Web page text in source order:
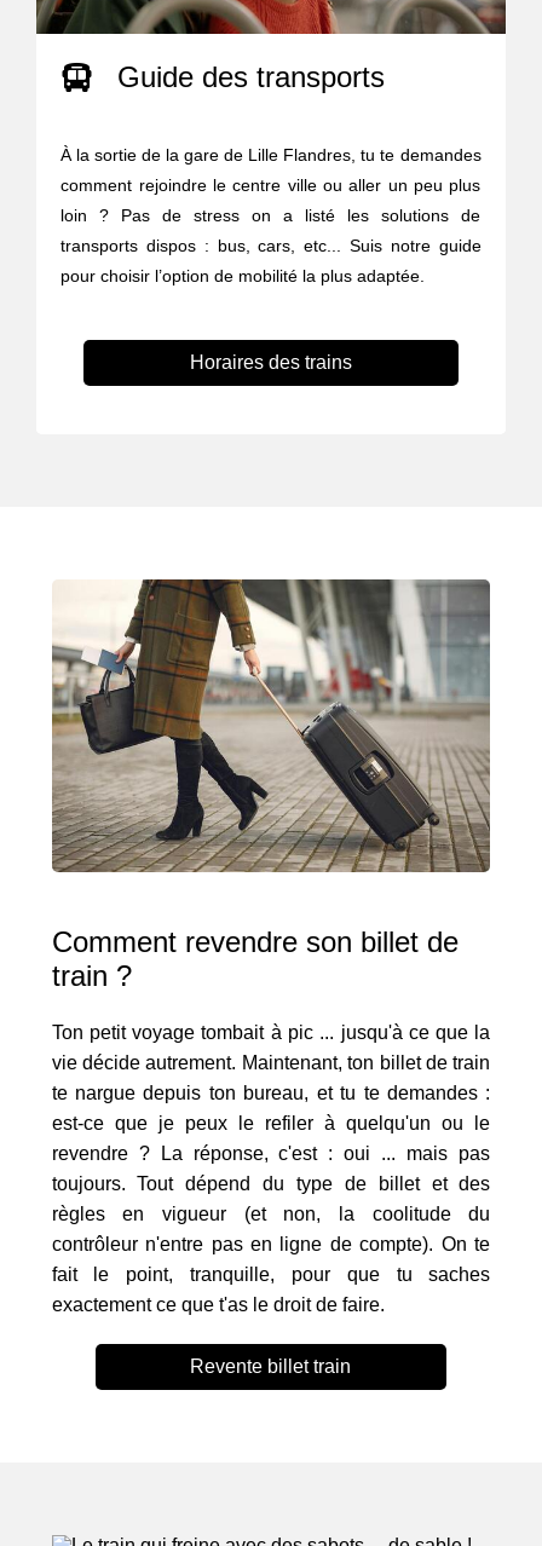
Guide des transports
À la sortie de la gare de Lille Flandres, tu te demandes
comment rejoindre le centre ville ou aller un peu plus
loin ? Pas de stress on a listé les solutions de
transports dispos : bus, cars, etc... Suis notre guide
pour choisir l’option de mobilité la plus adaptée.
Horaires des trains
Comment revendre son billet de
train ?
Ton petit voyage tombait à pic ... jusqu'à ce que la
vie décide autrement. Maintenant, ton billet de train
te nargue depuis ton bureau, et tu te demandes :
est-ce que je peux le refiler à quelqu'un ou le
revendre ? La réponse, c'est : oui ... mais pas
toujours. Tout dépend du type de billet et des
règles en vigueur (et non, la coolitude du
contrôleur n'entre pas en ligne de compte). On te
fait le point, tranquille, pour que tu saches
exactement ce que t'as le droit de faire.
Revente billet train